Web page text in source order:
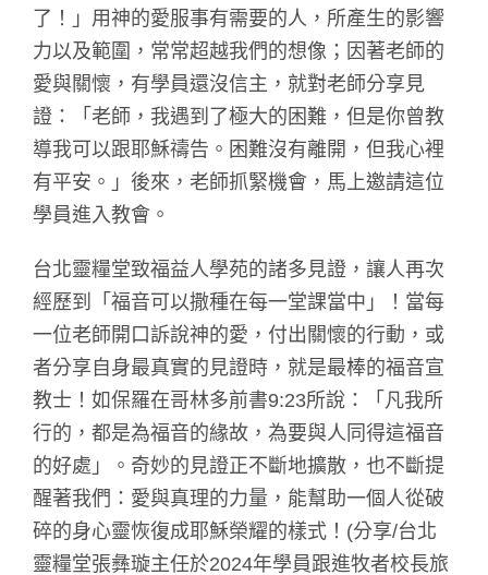
了！」用神的愛服事有需要的人，所產生的影響
力以及範圍，常常超越我們的想像；因著老師的
愛與關懷，有學員還沒信主，就對老師分享見
證：「老師，我遇到了極大的困難，但是你曾教
導我可以跟耶穌禱告。困難沒有離開，但我心裡
有平安。」後來，老師抓緊機會，馬上邀請這位
學員進入教會。
台北靈糧堂致福益人學苑的諸多見證，讓人再次
經歷到「福音可以撒種在每一堂課當中」！當每
一位老師開口訴說神的愛，付出關懷的行動，或
者分享自身最真實的見證時，就是最棒的福音宣
教士！如保羅在哥林多前書9:23所說：「凡我所
行的，都是為福音的緣故，為要與人同得這福音
的好處」。奇妙的見證正不斷地擴散，也不斷提
醒著我們：愛與真理的力量，能幫助一個人從破
碎的身心靈恢復成耶穌榮耀的樣式！(分享/台北
靈糧堂張彝璇主任於2024年學員跟進牧者校長旅